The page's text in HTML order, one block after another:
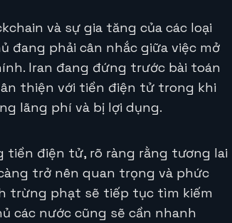
và sự gia tăng của các loại
đang phải cân nhắc giữa việc mở
Iran đang đứng trước bài toán
thiện với tiền điện tử trong khi
lãng phí và bị lợi dụng.
điện tử, rõ ràng rằng tương lai
trở nên quan trọng và phức
trừng phạt sẽ tiếp tục tìm kiếm
các nước cũng sẽ cần nhanh